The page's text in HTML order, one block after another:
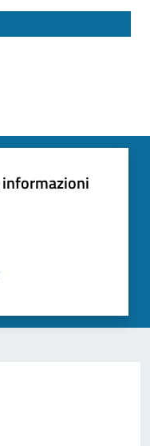
informazioni